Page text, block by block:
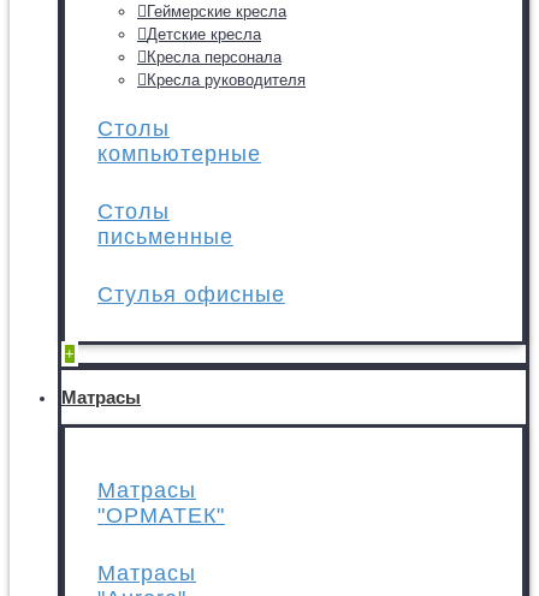
Геймерские кресла
Детские кресла
Кресла персонала
Кресла руководителя
Столы
компьютерные
Столы
письменные
Стулья офисные
+
Матрасы
Матрасы
"ОРМАТЕК"
Матрасы